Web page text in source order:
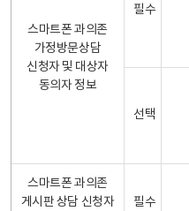
스마트폰 과의존
가정방문상담
신청자 및 대상자
동의자 정보
필수
선택
스마트폰 과의존
게시판 상담 신청자
필수